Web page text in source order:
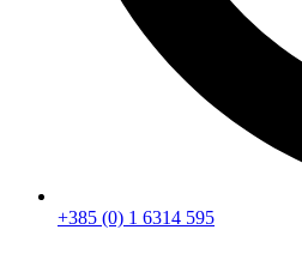
+385 (0) 1 6314 595